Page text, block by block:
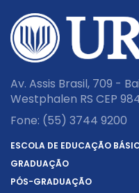
Av. Assis Brasil, 709 -
Westphalen RS CEP
Fone: (55) 3744 9200
ESCOLA DE EDUCAÇÃO
GRADUAÇÃO
PÓS-GRADUAÇÃO